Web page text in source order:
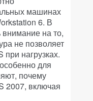
машинах
6. В
внимание на то,
не позволяет
нагрузках.
для
почему
2007, включая